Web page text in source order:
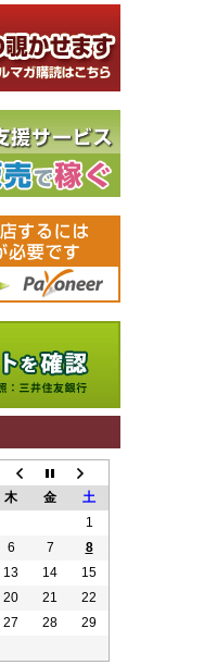
木 金
土
1
6 7
8
13 14
15
20 21
22
27 28
29